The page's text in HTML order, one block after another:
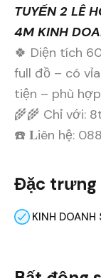
TUYẾN 2 LÊ
4M KINH
🍀 Diện tích
full đồ – có
tiện – phù
🌾🌾 Chỉ với:
☎️ 𝐋iên hệ:
Đặc trưng
KINH DOANH